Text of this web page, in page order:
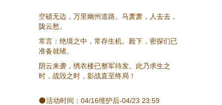
空碛无边，万里幽州道路。马萧萧，人去去，
陇云愁。
常言：绝境之中，常存生机。殿下，密探们已
准备就绪。
阴云来袭，绣衣楼已整军待发。此乃求生之
时，战毁之时，影战直至终局！
🌑活动时间：04/16维护后-04/23 23:59